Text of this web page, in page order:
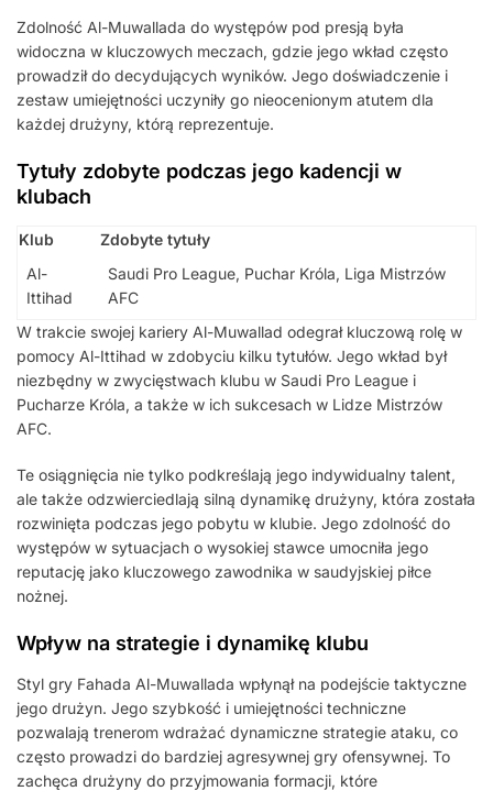
Zdolność Al-Muwallada do występów pod presją była
widoczna w kluczowych meczach, gdzie jego wkład często
prowadził do decydujących wyników. Jego doświadczenie i
zestaw umiejętności uczyniły go nieocenionym atutem dla
każdej drużyny, którą reprezentuje.
Tytuły zdobyte podczas jego kadencji w
klubach
Klub
Zdobyte tytuły
Al-
Ittihad
Saudi Pro League, Puchar Króla, Liga Mistrzów
AFC
W trakcie swojej kariery Al-Muwallad odegrał kluczową rolę w
pomocy Al-Ittihad w zdobyciu kilku tytułów. Jego wkład był
niezbędny w zwycięstwach klubu w Saudi Pro League i
Pucharze Króla, a także w ich sukcesach w Lidze Mistrzów
AFC.
Te osiągnięcia nie tylko podkreślają jego indywidualny talent,
ale także odzwierciedlają silną dynamikę drużyny, która została
rozwinięta podczas jego pobytu w klubie. Jego zdolność do
występów w sytuacjach o wysokiej stawce umocniła jego
reputację jako kluczowego zawodnika w saudyjskiej piłce
nożnej.
Wpływ na strategie i dynamikę klubu
Styl gry Fahada Al-Muwallada wpłynął na podejście taktyczne
jego drużyn. Jego szybkość i umiejętności techniczne
pozwalają trenerom wdrażać dynamiczne strategie ataku, co
często prowadzi do bardziej agresywnej gry ofensywnej. To
zachęca drużyny do przyjmowania formacji, które